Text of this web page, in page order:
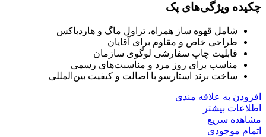
چکیده ویژگی‌های پک
شامل قهوه ساز همراه، تراول ماگ و هاردباکس
طراحی خاص و مقاوم برای آقایان
قابلیت چاپ سفارشی لوگوی سازمان
مناسب برای روز مرد و مناسبت‌های رسمی
ساخت برند استارسو با اصالت و کیفیت بین‌المللی
افزودن به علاقه مندی
اطلاعات بیشتر
مشاهده سریع
اتمام موجودی